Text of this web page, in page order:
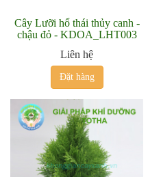
Cây Lưỡi hổ thái thủy canh -
chậu đỏ - KDOA_LHT003
Liên hệ
Đặt hàng